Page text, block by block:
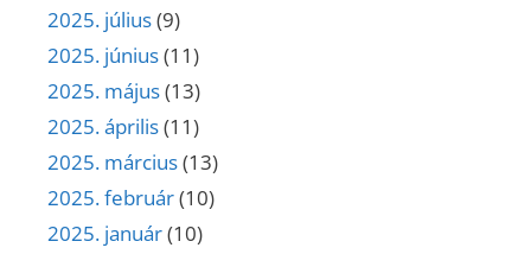
2025. július(9)
2025. június(11)
2025. május(13)
2025. április(11)
2025. március(13)
2025. február(10)
2025. január(10)